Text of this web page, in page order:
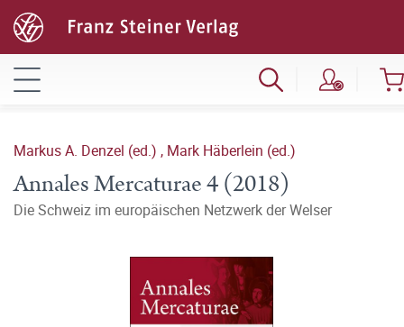
Markus A. Denzel (ed.) , Mark Häberlein (ed.)
Annales Mercaturae 4 (2018)
Die Schweiz im europäischen Netzwerk der Welser